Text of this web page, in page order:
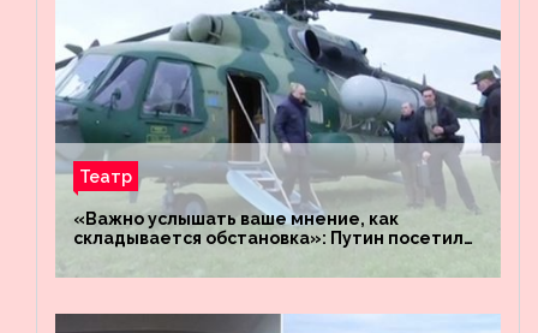
Театр
«Важно услышать ваше мнение, как
складывается обстановка»: Путин посетил
«Восток»